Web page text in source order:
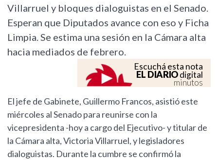
Villarruel y bloques dialoguistas en el Senado.
Esperan que Diputados avance con eso y Ficha
Limpia. Se estima una sesión en la Cámara alta
hacia mediados de febrero.
Escuchá esta nota
EL DIARIOdigital
minutos
El jefe de Gabinete, Guillermo Francos, asistió este
miércoles al Senado para reunirse con la
vicepresidenta -hoy a cargo del Ejecutivo- y titular de
la Cámara alta, Victoria Villarruel, y legisladores
dialoguistas. Durante la cumbre se confirmó la